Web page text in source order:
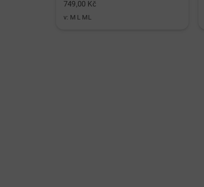
749,00 Kč
v: M L ML